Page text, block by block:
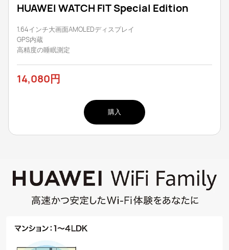
HUAWEI WATCH FIT Special Edition
1.64インチ大画面AMOLEDディスプレイ
GPS内蔵
高精度の睡眠測定
14,080円
購入